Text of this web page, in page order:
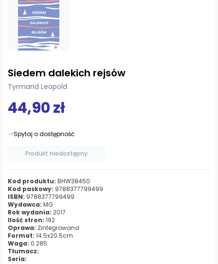
Siedem dalekich rejsów
Tyrmand Leopold
44,90 zł
Spytaj o dostępność
Produkt niedostępny
Kod produktu: BHW38450
Kod paskowy: 9788377799499
ISBN: 9788377799499
Wydawca: MG
Rok wydania: 2017
Ilość stron: 192
Oprawa: Zintegrowana
Format: 14.5x20.5cm
Waga: 0.285
Tłumacz:
Seria: